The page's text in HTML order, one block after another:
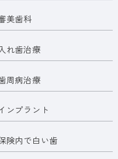
美歯科
入れ歯治療
周病治療
ンプラント
険内で白い歯